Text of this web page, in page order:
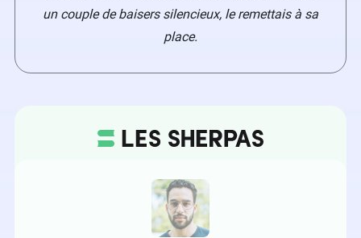
un couple de baisers silencieux, le remettais à sa
place.